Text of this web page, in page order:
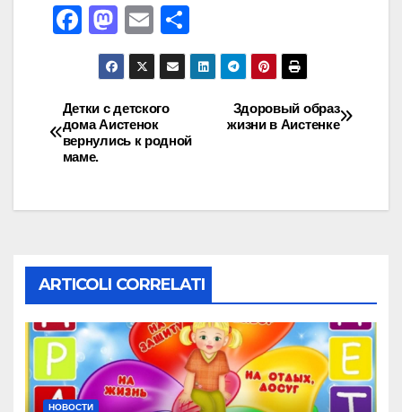
F
e
b
o
k
M
a
st
o
d
E
m
ail
o
n
vi
Здоровый образ
жизни в Аистенке
Детки с детского
дома Аистенок
вернулись к родной
маме.
ARTICOLI CORRELATI
НОВОСТИ